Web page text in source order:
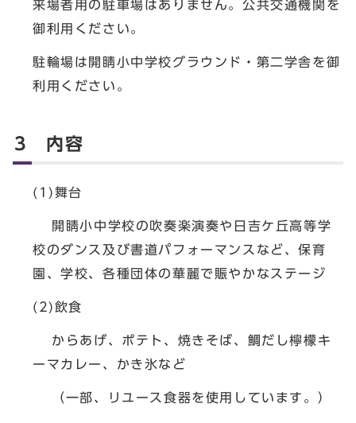
来場者用の駐車場はありません。公共交通機関を
御利用ください。
駐輪場は開睛小中学校グラウンド・第二学舎を御
利用ください。
3 内容
(1)舞台
開睛小中学校の吹奏楽演奏や日吉ケ丘高等学
校のダンス及び書道パフォーマンスなど、保育
園、学校、各種団体の華麗で賑やかなステージ
(2)飲食
からあげ、ポテト、焼きそば、鯛だし檸檬キ
ーマカレー、かき氷など
（一部、リユース食器を使用しています。）